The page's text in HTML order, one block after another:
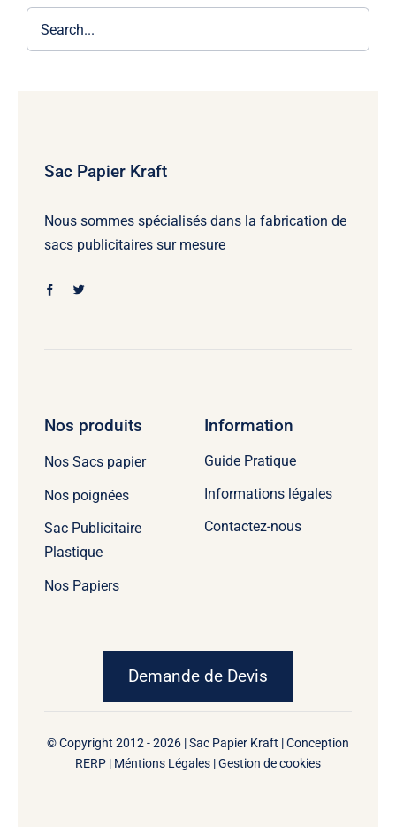
Sac Papier Kraft
Nous sommes spécialisés dans la fabrication de
sacs publicitaires sur mesure
Nos produits
Nos Sacs papier
Nos poignées
Sac Publicitaire
Plastique
Nos Papiers
Information
Guide Pratique
Informations légales
Contactez-nous
Demande de Devis
© Copyright 2012 - 2026 | Sac Papier Kraft | Conception
RERP | Méntions Légales |Gestion de cookies